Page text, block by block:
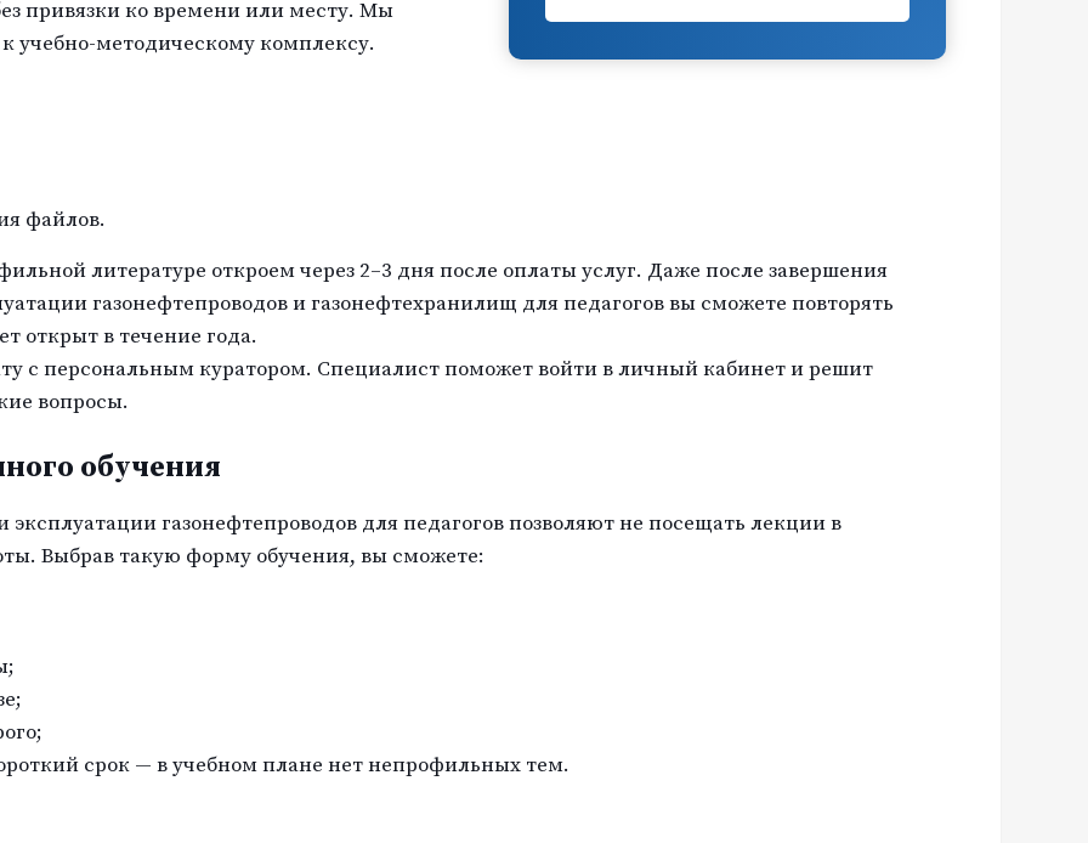
привязки ко времени или месту. Мы
учебно-методическому комплексу.
файлов.
литературе откроем через 2–3 дня после оплаты услуг. Даже после завершения
газонефтепроводов и газонефтехранилищ для педагогов вы сможете повторять
открыт в течение года.
с персональным куратором. Специалист поможет войти в личный кабинет и решит
вопросы.
обучения
газонефтепроводов для педагогов позволяют не посещать лекции в
Выбрав такую форму обучения, вы сможете:
срок — в учебном плане нет непрофильных тем.